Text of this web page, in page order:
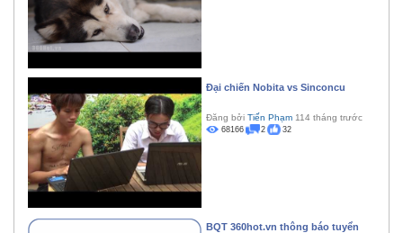
Đại chiến Nobita vs Sinconcu
Đăng bởi Tiến Phạm 114 tháng trước
68166 2 32
BQT 360hot.vn thông báo tuyển